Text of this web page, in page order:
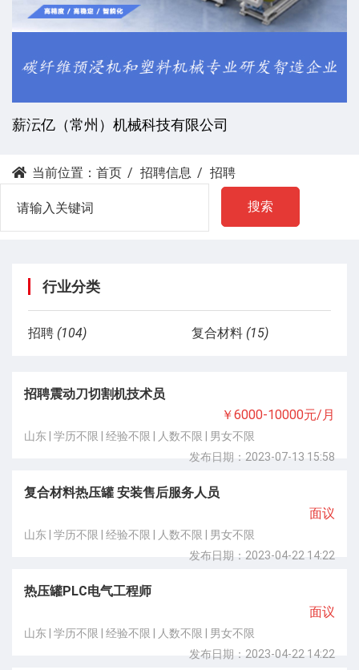
薪沄亿（常州）机械科技有限公司
当前位置： 首页 招聘信息 招聘
搜索
行业分类
招聘 (104) 复合材料 (15)
招聘震动刀切割机技术员
￥6000-10000元/月
山东 | 学历不限 | 经验不限 | 人数不限 | 男女不限
发布日期：2023-07-13 15:58
复合材料热压罐 安装售后服务人员
面议
山东 | 学历不限 | 经验不限 | 人数不限 | 男女不限
发布日期：2023-04-22 14:22
热压罐PLC电气工程师
面议
山东 | 学历不限 | 经验不限 | 人数不限 | 男女不限
发布日期：2023-04-22 14:22